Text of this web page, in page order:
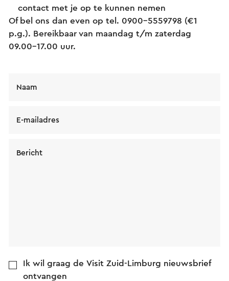
contact met je op te kunnen nemen
Of bel ons dan even op tel. 0900-5559798 (€1
p.g.). Bereikbaar van maandag t/m zaterdag
09.00-17.00 uur.
Naam
E-mailadres
Bericht
Ik wil graag de Visit Zuid-Limburg nieuwsbrief
ontvangen